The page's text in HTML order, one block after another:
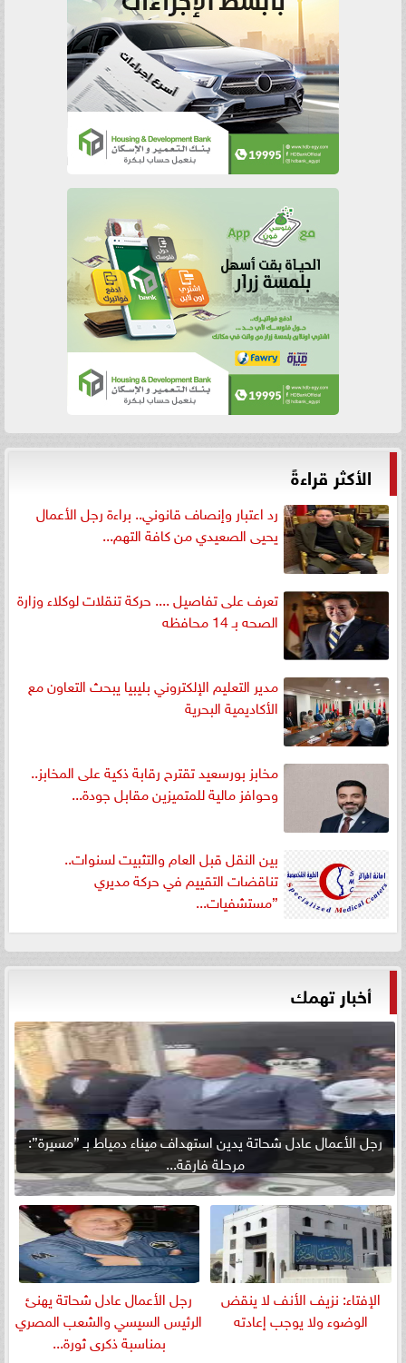
الأكثر قراءةً
رد اعتبار وإنصاف قانوني.. براءة رجل الأعمال
يحيى الصعيدي من كافة التهم...
تعرف على تفاصيل .... حركة تنقلات لوكلاء وزارة
الصحه بـ 14 محافظه
مدير التعليم الإلكتروني بليبيا يبحث التعاون مع
الأكاديمية البحرية
مخابز بورسعيد تقترح رقابة ذكية على المخابز..
وحوافز مالية للمتميزين مقابل جودة...
بين النقل قبل العام والتثبيت لسنوات..
تناقضات التقييم في حركة مديري
”مستشفيات...
أخبار تهمك
رجل الأعمال عادل شحاتة يدين استهداف ميناء دمياط بـ ”مسيرة”:
مرحلة فارقة...
الإفتاء: نزيف الأنف لا ينقض
الوضوء ولا يوجب إعادته
رجل الأعمال عادل شحاتة يهنئ
الرئيس السيسي والشعب المصري
بمناسبة ذكرى ثورة...